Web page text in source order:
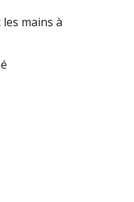
mains à